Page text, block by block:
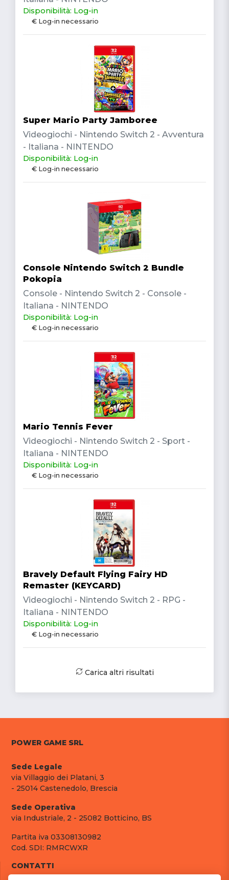
Disponibilità: Log-in
€ Log-in necessario
Super Mario Party Jamboree
Videogiochi - Nintendo Switch 2 - Avventura
- Italiana - NINTENDO
Disponibilità: Log-in
€ Log-in necessario
Console Nintendo Switch 2 Bundle
Pokopia
Console - Nintendo Switch 2 - Console -
Italiana - NINTENDO
Disponibilità: Log-in
€ Log-in necessario
Mario Tennis Fever
Videogiochi - Nintendo Switch 2 - Sport -
Italiana - NINTENDO
Disponibilità: Log-in
€ Log-in necessario
Bravely Default Flying Fairy HD
Remaster (KEYCARD)
Videogiochi - Nintendo Switch 2 - RPG -
Italiana - NINTENDO
Disponibilità: Log-in
€ Log-in necessario
Carica altri risultati
POWER GAME SRL
Sede Legale
via Villaggio dei Platani, 3
- 25014 Castenedolo, Brescia
Sede Operativa
via Industriale, 2 - 25082 Botticino, BS
Partita iva 03308130982
Cod. SDI: RMRCWXR
CONTATTI